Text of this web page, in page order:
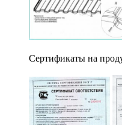
Сертификаты на